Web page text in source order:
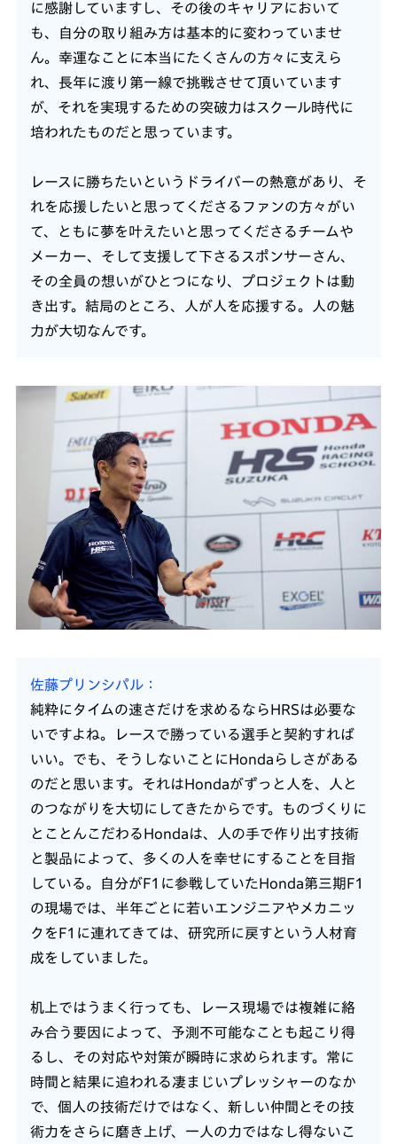
に感謝していますし、その後のキャリアにおいて
も、自分の取り組み方は基本的に変わっていませ
ん。幸運なことに本当にたくさんの方々に支えら
れ、長年に渡り第一線で挑戦させて頂いています
が、それを実現するための突破力はスクール時代に
培われたものだと思っています。
レースに勝ちたいというドライバーの熱意があり、そ
れを応援したいと思ってくださるファンの方々がい
て、ともに夢を叶えたいと思ってくださるチームや
メーカー、そして支援して下さるスポンサーさん、
その全員の想いがひとつになり、プロジェクトは動
き出す。結局のところ、人が人を応援する。人の魅
力が大切なんです。
佐藤プリンシパル
純粋にタイムの速さだけを求めるならHRSは必要な
いですよね。レースで勝っている選手と契約すれば
いい。でも、そうしないことにHondaらしさがある
のだと思います。それはHondaがずっと人を、人と
のつながりを大切にしてきたからです。ものづくりに
とことんこだわるHondaは、人の手で作り出す技術
と製品によって、多くの人を幸せにすることを目指
している。自分がF1に参戦していたHonda第三期F1
の現場では、半年ごとに若いエンジニアやメカニッ
クをF1に連れてきては、研究所に戻すという人材育
成をしていました。
机上ではうまく行っても、レース現場では複雑に絡
み合う要因によって、予測不可能なことも起こり得
るし、その対応や対策が瞬時に求められます。常に
時間と結果に追われる凄まじいプレッシャーのなか
で、個人の技術だけではなく、新しい仲間とその技
術力をさらに磨き上げ、一人の力ではなし得ないこ